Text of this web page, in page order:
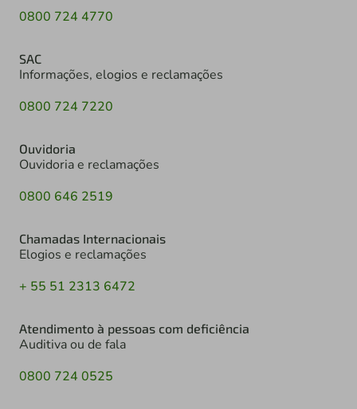
0800 724 4770
SAC
Informações, elogios e reclamações
0800 724 7220
Ouvidoria
Ouvidoria e reclamações
0800 646 2519
Chamadas Internacionais
Elogios e reclamações
+ 55 51 2313 6472
Atendimento à pessoas com deficiência
Auditiva ou de fala
0800 724 0525